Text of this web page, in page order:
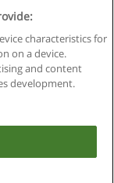
95610580: -
characteristics for
on a device.
and content
development.